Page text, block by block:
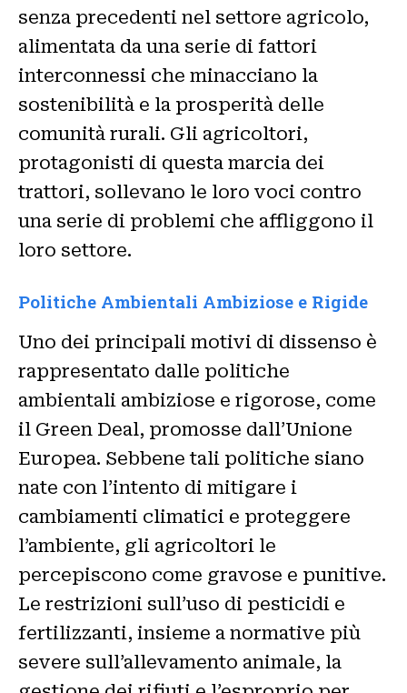
senza precedenti nel settore agricolo,
alimentata da una serie di fattori
interconnessi che minacciano la
sostenibilità e la prosperità delle
comunità rurali. Gli agricoltori,
protagonisti di questa marcia dei
trattori, sollevano le loro voci contro
una serie di problemi che affliggono il
loro settore.
Politiche Ambientali Ambiziose e Rigide
Uno dei principali motivi di dissenso è
rappresentato dalle politiche
ambientali ambiziose e rigorose, come
il Green Deal, promosse dall’Unione
Europea. Sebbene tali politiche siano
nate con l’intento di mitigare i
cambiamenti climatici e proteggere
l’ambiente, gli agricoltori le
percepiscono come gravose e punitive.
Le restrizioni sull’uso di pesticidi e
fertilizzanti, insieme a normative più
severe sull’allevamento animale, la